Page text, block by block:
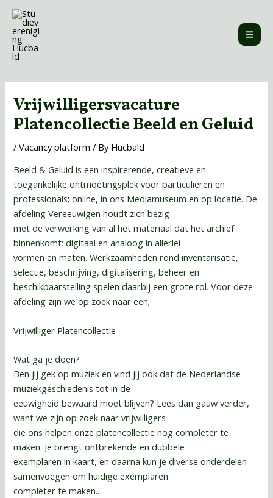
Skip
content
Vrijwilligersvacature
Platencollectie Beeld en Geluid
/Vacancy platform / By Hucbald
Beeld & Geluid is een inspirerende, creatieve en
toegankelijke ontmoetingsplek voor particulieren en
professionals; online, in ons Mediamuseum en op locatie. De
afdeling Vereeuwigen houdt zich bezig
met de verwerking van al het materiaal dat het archief
binnenkomt: digitaal en analoog in allerlei
vormen en maten. Werkzaamheden rond inventarisatie,
selectie, beschrijving, digitalisering, beheer en
beschikbaarstelling spelen daarbij een grote rol. Voor deze
afdeling zijn we op zoek naar een;
Vrijwilliger Platencollectie
Wat ga je doen?
Ben jij gek op muziek en vind jij ook dat de Nederlandse
muziekgeschiedenis tot in de
eeuwigheid bewaard moet blijven? Lees dan gauw verder,
want we zijn op zoek naar vrijwilligers
die ons helpen onze platencollectie nog completer te
maken. Je brengt ontbrekende en dubbele
exemplaren in kaart, en daarna kun je diverse onderdelen
samenvoegen om huidige exemplaren
completer te maken..